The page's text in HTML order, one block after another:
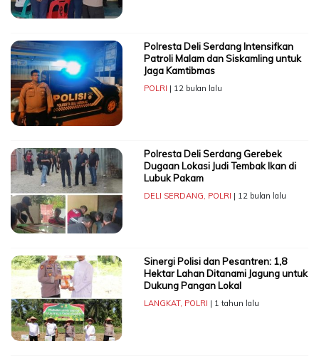
Polresta Deli Serdang Intensifkan
Patroli Malam dan Siskamling untuk
Jaga Kamtibmas
POLRI | 12 bulan lalu
Polresta Deli Serdang Gerebek
Dugaan Lokasi Judi Tembak Ikan di
Lubuk Pakam
DELI SERDANG POLRI | 12 bulan lalu
Sinergi Polisi dan Pesantren: 1,8
Hektar Lahan Ditanami Jagung untuk
Dukung Pangan Lokal
LANGKAT, POLRI | 1 tahun lalu